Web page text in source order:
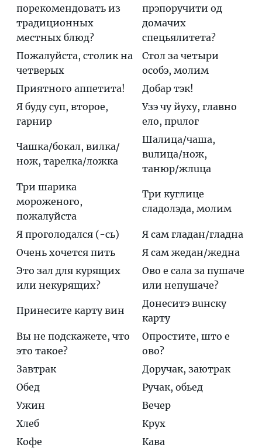
порекомендовать из
традиционных
местных блюд?
прэпорyчити од
дoмачих
спецьялитeта?
Пожалуйста, столик на
четверых
Стол за чeтыри
oсобэ, мoлим
Приятного аппетита!
Дoбар тэк!
Я буду суп, второе,
гарнир
Узэ чу йyху, глaвно
eло, прuлог
Чашка/бокал, вилка/
нож, тарелка/ложка
Шaлица/чaша,
вuлица/нож,
тaнюр/жлuца
Три шарика
мороженого,
пожалуйста
Три кyглице
слaдолэда, мoлим
Я проголодался (-сь)
Я сам глaдан/глaдна
Очень хочется пить
Я сам жeдан/жeдна
Это зал для курящих
или некурящих?
Oво е сaла за пушaче
или нeпушаче?
Принесите карту вин
Донeситэ вuнску
кaрту
Вы не подскажете, что
это такое?
Опрoстите, што е
oво?
Завтрак
Доручак, заютрак
Обед
Ручак, обьед
Ужин
Вечер
Хлеб
Крух
Кофе
Кава